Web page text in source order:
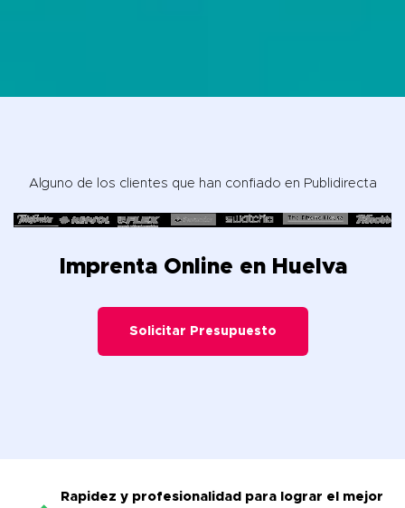
Alguno de los clientes que han confiado en Publidirecta
Imprenta Online en Huelva
Solicitar Presupuesto
Rapidez y profesionalidad para lograr el mejor